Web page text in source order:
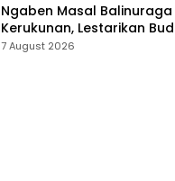
Ngaben Masal
Kerukunan, Lestarikan
Pariwisata Lampung
7 August 2026